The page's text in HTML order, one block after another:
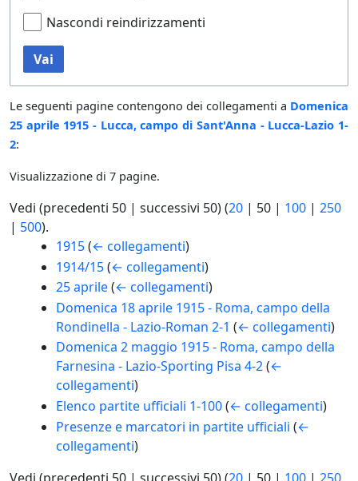
Nascondi reindirizzamenti
Vai
Le seguenti pagine contengono dei collegamenti a Domenica
25 aprile 1915 - Lucca, campo di Sant'Anna - Lucca-Lazio 1-
2:
Visualizzazione di 7 pagine.
Vedi (precedenti 50 | successivi 50) (20 | 50 | 100 | 250
| 500).
1915 (← collegamenti)
1914/15 (← collegamenti)
25 aprile (← collegamenti)
Domenica 18 aprile 1915 - Roma, campo della
Rondinella - Lazio-Roman 2-1 (← collegamenti)
Domenica 2 maggio 1915 - Roma, campo della
Farnesina - Lazio-Sporting Pisa 4-2 (←
collegamenti)
Elenco partite ufficiali 1-100 (← collegamenti)
Presenze e marcatori in partite ufficiali (←
collegamenti)